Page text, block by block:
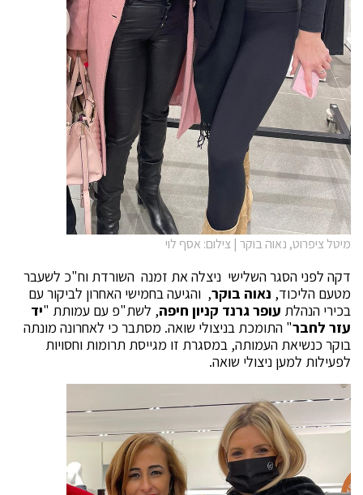
מיטל ציפרוט, נאוה בוקר | צילום: אסף לוי
דקה לפני הסגר השלישי ניצלה את זמנה השורדת וח"כ לשעבר
מטעם הליכוד, נאוה בוקר, והגיעה בחמישי האחרון לביקור עם
בכירי הנהלת עופר גרנד קניון חיפה, לשת"פ עם עמותת "יד
עזר לחבר" התומכת בניצולי שואה. מסתבר כי לאחרונה מונתה
בוקר כנשיאת העמותה, במסגרת זו מגייסת תרומות וחסויות
לפעילות למען ניצולי שואה.